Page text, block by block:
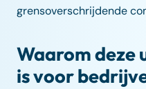
grensoverschrijdende
Waarom deze
is voor